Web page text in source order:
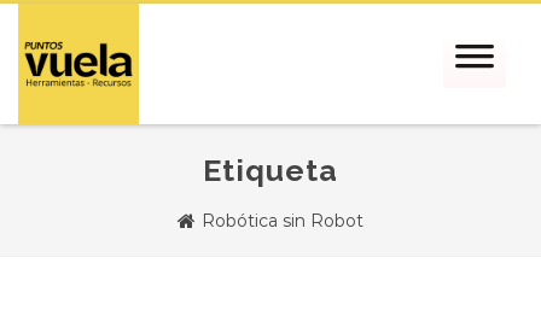
Etiqueta
Robótica sin Robot